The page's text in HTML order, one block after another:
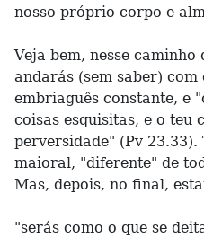
nosso próprio corpo e
Veja bem, nesse
andarás (sem saber) com
embriaguês constante, e
coisas esquisitas, e o teu
perversidade" (Pv 23.33).
maioral, "diferente" de
Mas, depois, no final,
"serás como o que se